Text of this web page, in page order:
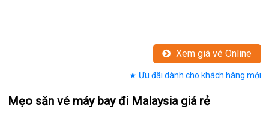
Xem giá vé Online
★ Ưu đãi dành cho khách hàng mới
Mẹo săn vé máy bay đi Malaysia giá rẻ